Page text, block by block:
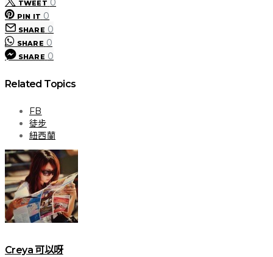
TWEET 0
PIN IT 0
SHARE 0
SHARE 0
SHARE 0
Related Topics
FB
徒步
紐西蘭
Creya 可以呀